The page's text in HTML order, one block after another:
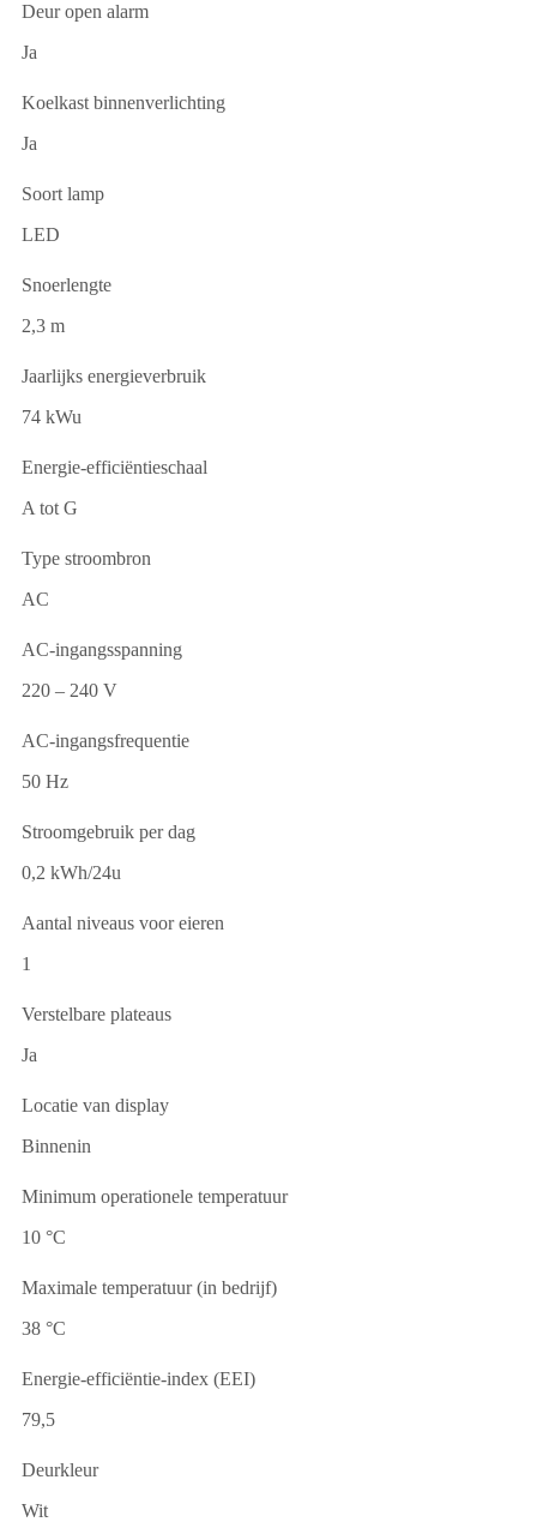
Deur open alarm
Ja
Koelkast binnenverlichting
Ja
Soort lamp
LED
Snoerlengte
2,3 m
Jaarlijks energieverbruik
74 kWu
Energie-efficiëntieschaal
A tot G
Type stroombron
AC
AC-ingangsspanning
220 – 240 V
AC-ingangsfrequentie
50 Hz
Stroomgebruik per dag
0,2 kWh/24u
Aantal niveaus voor eieren
1
Verstelbare plateaus
Ja
Locatie van display
Binnenin
Minimum operationele temperatuur
10 °C
Maximale temperatuur (in bedrijf)
38 °C
Energie-efficiëntie-index (EEI)
79,5
Deurkleur
Wit